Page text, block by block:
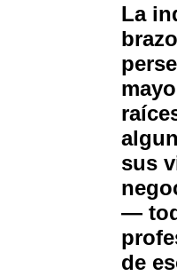
La
sus
—
de